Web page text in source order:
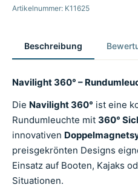
Artikelnummer: K11625
Beschreibung
Navilight 360° –
Die Navilight 360° ist eine
Rundumleuchte mit 360°
innovativen
preisgekrönten Designs
Einsatz auf Booten, Kajaks
Situationen.